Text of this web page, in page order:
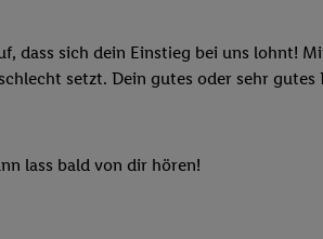
dass sich dein Einstieg bei uns lohnt!
setzt. Dein gutes oder sehr
lass bald von dir hören!
auch Ihre in einen
Zudem erlauben Sie
werden diese